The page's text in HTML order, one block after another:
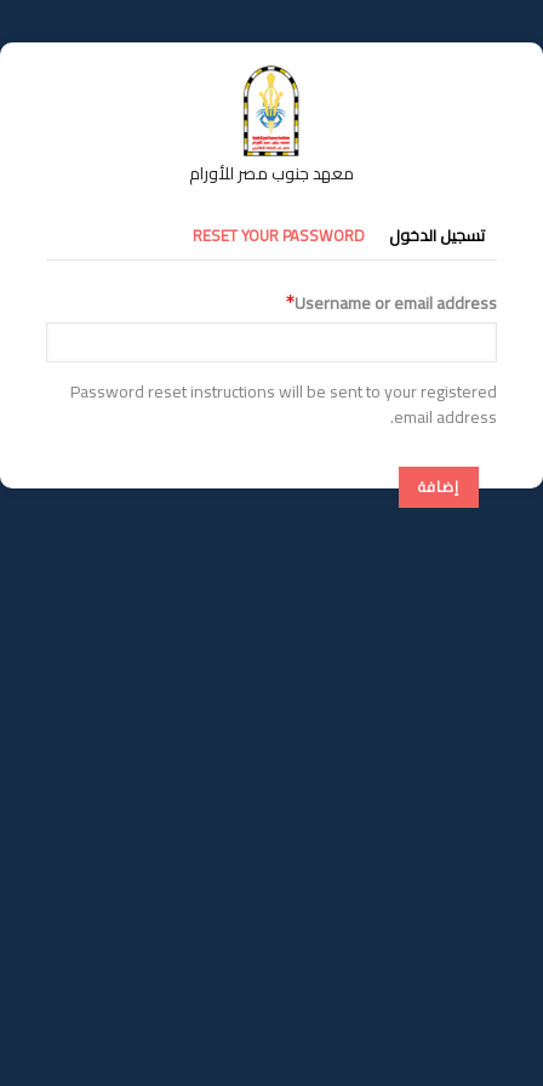
إلى
المحتوى
معهد جنوب مصر للأورام
التبويبات
الأساسية
تسجيل الدخول RESET YOUR PASSWORD
Username or email address
Password reset instructions will be sent to your registered
email address.